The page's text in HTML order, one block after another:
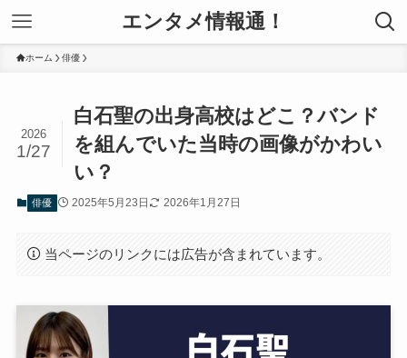
エンタメ情報通！
ホーム 俳優
白石聖の出身高校はどこ？バンド
を組んでいた当時の画像がかわい
い？
2026
1/27
俳優 2025年5月23日 2026年1月27日
当ページのリンクには広告が含まれています。